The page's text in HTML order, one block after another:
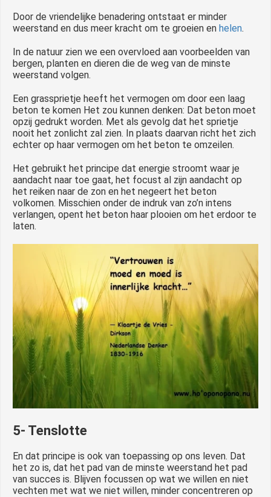
Door de vriendelijke benadering ontstaat er minder
weerstand en dus meer kracht om te groeien en helen.
In de natuur zien we een overvloed aan voorbeelden van
bergen, planten en dieren die de weg van de minste
weerstand volgen.
Een grassprietje heeft het vermogen om door een laag
beton te komen Het zou kunnen denken: Dat beton moet
opzij gedrukt worden. Met als gevolg dat het sprietje
nooit het zonlicht zal zien. In plaats daarvan richt het zich
echter op haar vermogen om het beton te omzeilen.
Het gebruikt het principe dat energie stroomt waar je
aandacht naar toe gaat, het focust al zijn aandacht op
het reiken naar de zon en het negeert het beton
volkomen. Misschien onder de indruk van zo’n intens
verlangen, opent het beton haar plooien om het erdoor te
laten.
5- Tenslotte
En dat principe is ook van toepassing op ons leven. Dat
het zo is, dat het pad van de minste weerstand het pad
van succes is. Blijven focussen op wat we willen en niet
vechten met wat we niet willen, minder concentreren op